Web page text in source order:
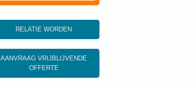
RELATIE WORDEN
AANVRAAG VRIJBLIJVENDE
OFFERTE